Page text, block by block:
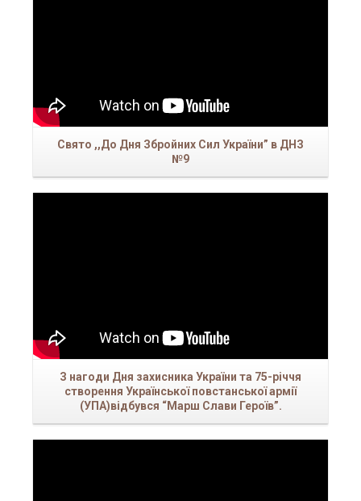
Свято ,,До Дня Збройних Сил України” в ДНЗ
№9
З нагоди Дня захисника України та 75-річчя
створення Української повстанської армії
(УПА)відбувся “Марш Слави Героїв”.